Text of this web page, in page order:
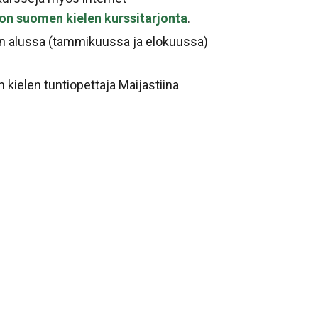
suomen kielen kurssitarjonta.
(tammikuussa ja elokuussa)
kielen tuntiopettaja Maijastiina